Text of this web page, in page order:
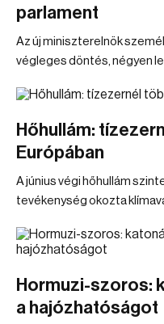
parlament
Az új miniszterelnök
végleges döntés, négyen
Hőhullám:
Európában
A június végi hőhullám
tevékenység okozta
Hormuzi-szoros:
a hajózhatóságot